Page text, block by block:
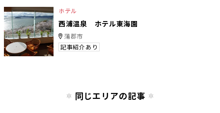
ホテル
西浦温泉 ホテル東海園
蒲郡市
記事紹介あり
同じエリアの記事